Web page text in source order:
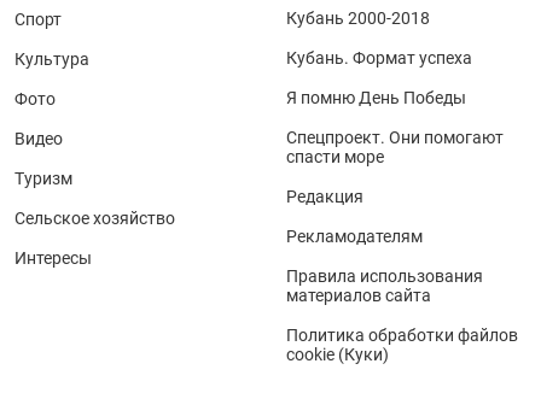
Спорт
Культура
Фото
Видео
Туризм
Сельское хозяйство
Интересы
Кубань 2000-2018
Кубань. Формат успеха
Я помню День Победы
Спецпроект. Они помогают
спасти море
Редакция
Рекламодателям
Правила использования
материалов сайта
Политика обработки файлов
cookie (Куки)